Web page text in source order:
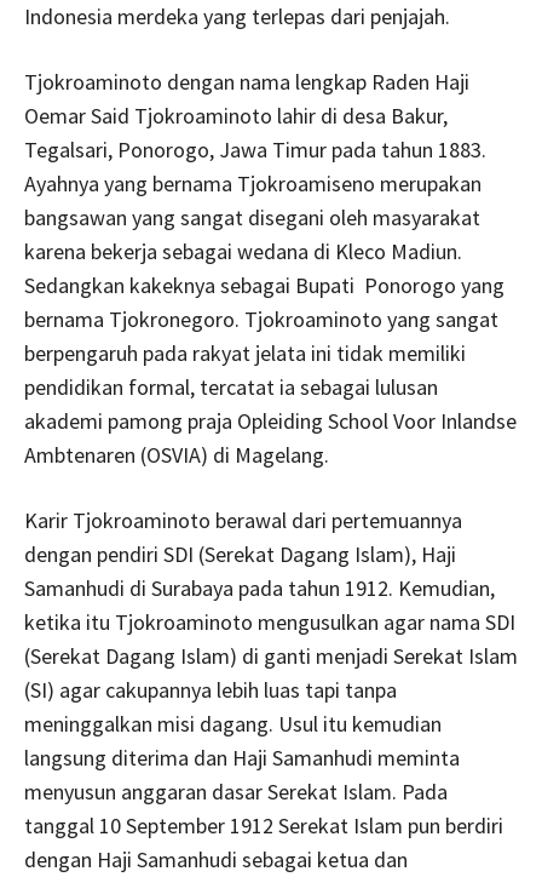
Indonesia merdeka yang terlepas dari penjajah.
Tjokroaminoto dengan nama lengkap Raden Haji
Oemar Said Tjokroaminoto lahir di desa Bakur,
Tegalsari, Ponorogo, Jawa Timur pada tahun 1883.
Ayahnya yang bernama Tjokroamiseno merupakan
bangsawan yang sangat disegani oleh masyarakat
karena bekerja sebagai wedana di Kleco Madiun.
Sedangkan kakeknya sebagai Bupati Ponorogo yang
bernama Tjokronegoro. Tjokroaminoto yang sangat
berpengaruh pada rakyat jelata ini tidak memiliki
pendidikan formal, tercatat ia sebagai lulusan
akademi pamong praja Opleiding School Voor Inlandse
Ambtenaren (OSVIA) di Magelang.
Karir Tjokroaminoto berawal dari pertemuannya
dengan pendiri SDI (Serekat Dagang Islam), Haji
Samanhudi di Surabaya pada tahun 1912. Kemudian,
ketika itu Tjokroaminoto mengusulkan agar nama SDI
(Serekat Dagang Islam) di ganti menjadi Serekat Islam
(SI) agar cakupannya lebih luas tapi tanpa
meninggalkan misi dagang. Usul itu kemudian
langsung diterima dan Haji Samanhudi meminta
menyusun anggaran dasar Serekat Islam. Pada
tanggal 10 September 1912 Serekat Islam pun berdiri
dengan Haji Samanhudi sebagai ketua dan